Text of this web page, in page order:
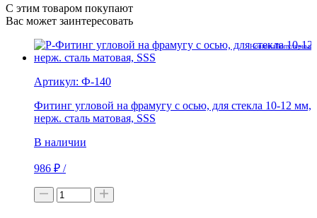
С этим товаром покупают
Вас может заинтересовать
НовинкаПопулярные
Артикул: Ф-140
Фитинг угловой на фрамугу с осью, для стекла 10-12 мм,
нерж. сталь матовая, SSS
В наличии
986 ₽ /